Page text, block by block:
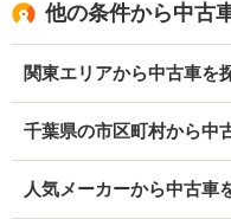
他の条件から中古
関東エリアから中古車を
千葉県の市区町村から中
人気メーカーから中古車